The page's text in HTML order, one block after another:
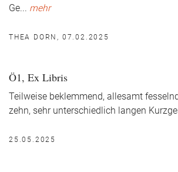
Ge... mehr
THEA DORN, 07.02.2025
Ö1, Ex Libris
Teilweise beklemmend, allesamt
zehn, sehr unterschiedlich langen
25.05.2025